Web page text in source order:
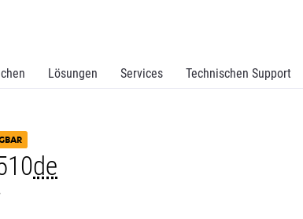
Lösungen Services Technischen Support
de